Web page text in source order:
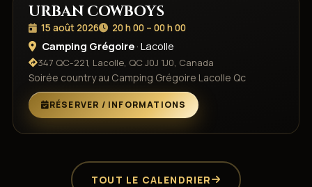
15
AOÛT
URBAN COWBOYS
15 août 2026 20 h 00 – 00 h 00
Camping Grégoire· Lacolle
347 QC-221, Lacolle, QC J0J 1J0, Canada
Soirée country au Camping Grégoire Lacolle Qc
RÉSERVER / INFORMATIONS
TOUT LE CALENDRIER